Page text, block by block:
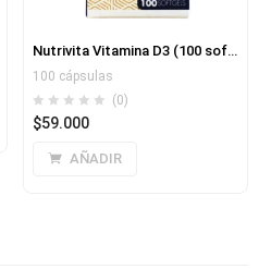
Nutrivita Vitamina D3 (100 softgels)
100 cápsulas
(0)
$59.000
AÑADIR